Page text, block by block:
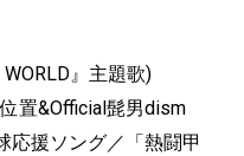
』主題歌)
置&Official髭男dism
応援ソング／「熱闘甲